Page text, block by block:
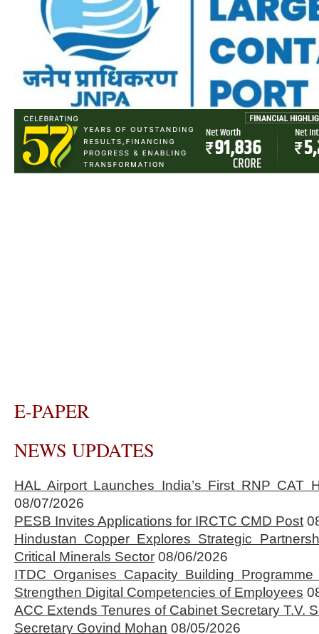
E-PAPER
NEWS UPDATES
HAL Airport Launches India’s First RNP CAT
08/07/2026
PESB Invites Applications for IRCTC CMD Post
Hindustan Copper Explores Strategic
Critical Minerals Sector 08/06/2026
ITDC Organises Capacity Building
Strengthen Digital Competencies of Employees
ACC Extends Tenures of Cabinet Secretary T.V.
Secretary Govind Mohan 08/05/2026